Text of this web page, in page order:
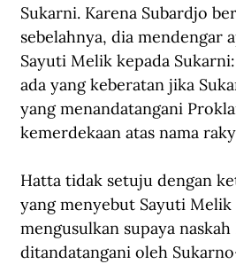
Sukarni. Karena Subardjo
sebelahnya, dia mendengar
Sayuti Melik kepada
ada yang keberatan jika
yang menandatangani
kemerdekaan atas nama
Hatta tidak setuju dengan
yang menyebut Sayuti Melik
mengusulkan supaya
ditandatangani oleh